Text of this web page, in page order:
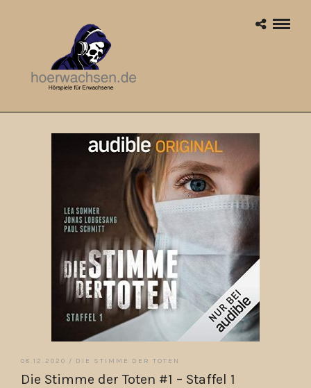
08.12.2020 / DIE STIMME DER TOTEN
Die Stimme der Toten #1 – Staffel 1